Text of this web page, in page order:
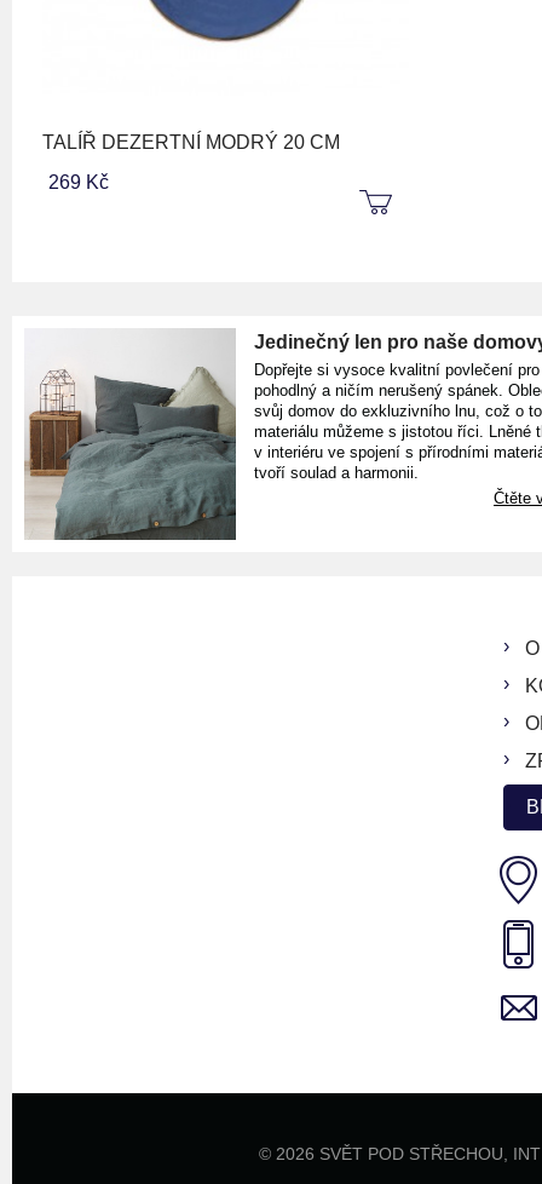
TALÍŘ DEZERTNÍ MODRÝ 20 CM
269 Kč
Jedinečný len pro naše
Dopřejte si vysoce kvalitní povlečení pro
pohodlný a ničím nerušený spánek.
svůj domov do exkluzivního lnu, což o
materiálu můžeme s jistotou říci. Lněné
v interiéru ve spojení s přírodními
tvoří soulad a harmonii.
Čtěte
© 2026 SVĚT POD STŘECHOU,